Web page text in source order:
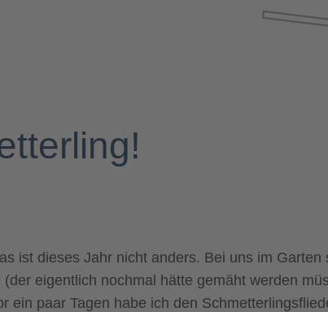
ist dieses Jahr nicht anders. Bei uns im
eigentlich nochmal hätte gemäht werden
ein paar Tagen habe ich den